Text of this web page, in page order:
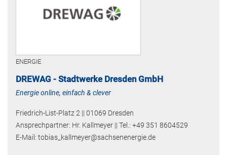
ENERGIE
DREWAG - Stadtwerke Dresden GmbH
Energie online, einfach & clever
Friedrich-List-Platz 2 || 01069 Dresden
Ansprechpartner: Hr. Kallmeyer || Tel.: +49 351 8604529
E-Mail: tobias_kallmeyer@sachsenenergie.de